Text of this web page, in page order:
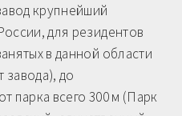
крупнейший
для резидентов
в данной области
до
парка всего 300 м (Парк